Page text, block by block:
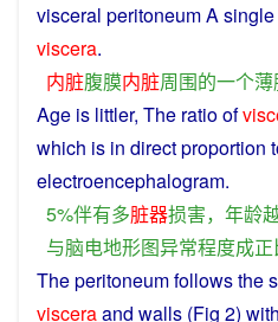
visceral peritoneumAsingle
viscera.
内脏腹膜内脏周围的一个
Age is littler, The ratioof
which is in direct proportion
electroencephalogram.
5%伴有多脏器损害， 年龄
与脑电地形图异常程度成正
Theperitoneumfollowsthe
visceraand walls (Fig 2) with